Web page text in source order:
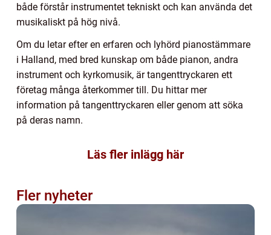
både förstår instrumentet tekniskt och kan använda det
musikaliskt på hög nivå.
Om du letar efter en erfaren och lyhörd pianostämmare
i Halland, med bred kunskap om både pianon, andra
instrument och kyrkomusik, är tangenttryckaren ett
företag många återkommer till. Du hittar mer
information på tangenttryckaren eller genom att söka
på deras namn.
Läs fler inlägg här
Fler nyheter